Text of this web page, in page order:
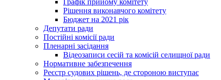
Графік прийому комітету
Рішення виконавчого комітету
Бюджет на 2021 рік
Депутати ради
Постійні комісії ради
Пленарні засідання
Відеозаписи сесій та комісій селищної ради
Нормативне забезпечення
Реєстр судових рішень, де стороною виступає